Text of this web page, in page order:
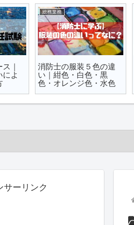
が
６つ
ワンテーマ
消防法２９条｜破壊救
助を根拠と共に徹底解
説｜救急隊が窓破壊？
サーリンク